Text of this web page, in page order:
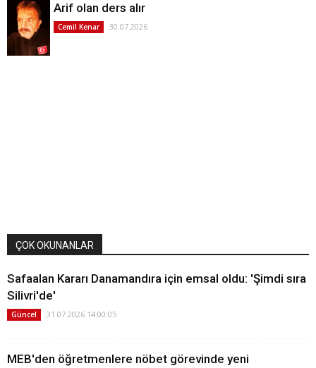
Arif olan ders alır
Cemil Kenar 30.07.2026
ÇOK OKUNANLAR
Safaalan Kararı Danamandıra için emsal oldu: 'Şimdi sıra
Silivri'de'
Güncel 31.07.2026 14:00:05
MEB'den öğretmenlere nöbet görevinde yeni